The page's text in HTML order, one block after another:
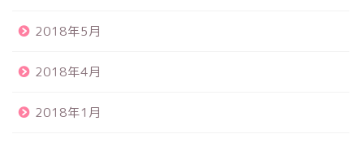
2018年5月
2018年4月
2018年1月